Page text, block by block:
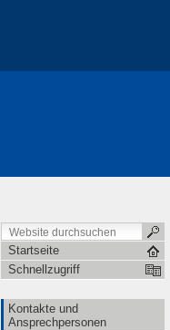
Startseite
Schnellzugriff
Kontakte und
Ansprechpersonen